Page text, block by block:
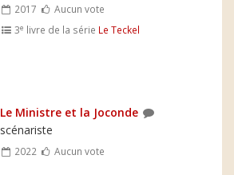
2017
Aucun vote
3e livre de la série Le Teckel
Le Ministre et la Joconde
scénariste
2022 Aucun vote